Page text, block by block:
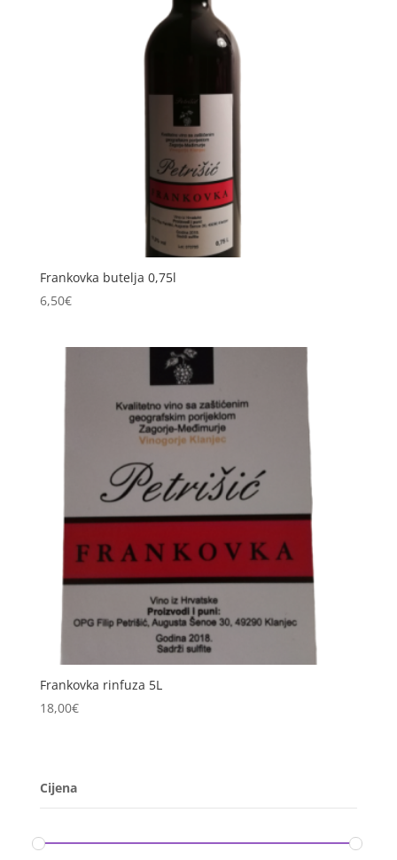
Frankovka butelja 0,75l
6,50€
Frankovka rinfuza 5L
18,00€
Cijena